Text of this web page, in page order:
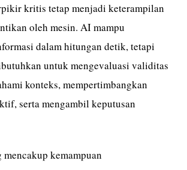
kritis tetap menjadi keterampilan
oleh mesin. AI mampu
dalam hitungan detik, tetapi
untuk mengevaluasi validitas
konteks, mempertimbangkan
serta mengambil keputusan
kemampuan